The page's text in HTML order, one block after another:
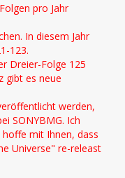
pro Jahr
In diesem Jahr
123.
Dreier-Folge 125
gibt es neue
werden,
SONYBMG. Ich
mit Ihnen, dass
Universe" re-releast